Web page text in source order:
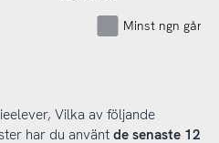
Minst ngn gång
Vilka av följande
har du använt de senaste 12